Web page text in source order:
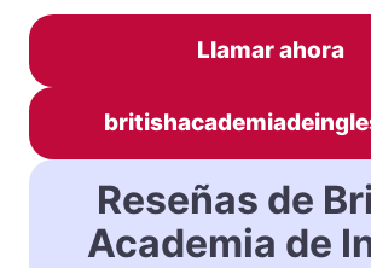
Llamar ahora
Reseñas de
Academia de